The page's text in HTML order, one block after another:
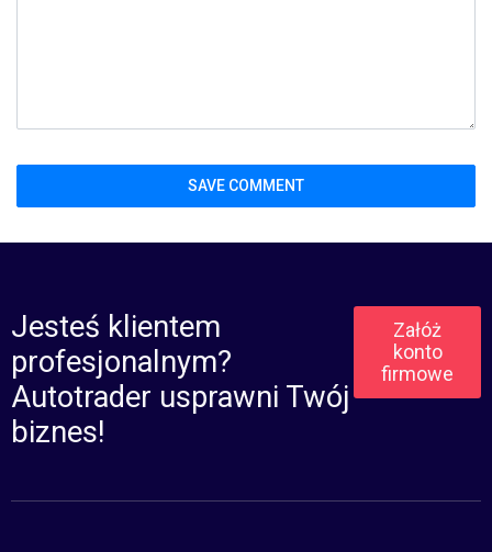
Jesteś klientem
profesjonalnym?
Autotrader usprawni Twój
biznes!
Załóż
konto
firmowe